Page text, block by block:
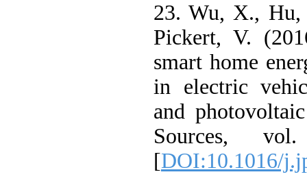
23. Wu, X.,
Pickert, V.
smart home
in electric
and
Sources,
[DOI:10.1016/